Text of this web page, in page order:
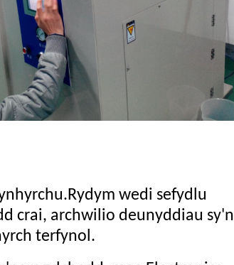
wedi sefydlu
crai, archwilio deunyddiau sy'n
terfynol.